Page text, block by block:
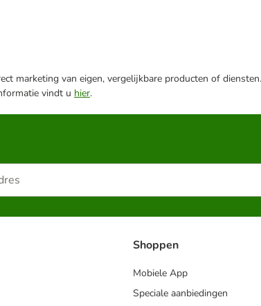
marketing van eigen, vergelijkbare producten of
vindt u hier.
Shoppen
Mobiele App
Speciale aanbiedingen